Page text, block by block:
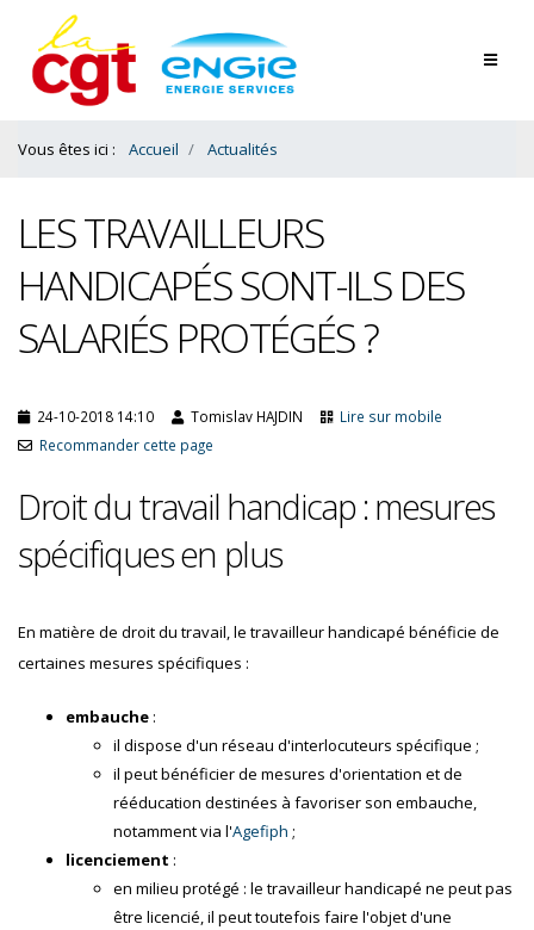
Contenu
Bas
Vous êtes ici : Accueil Actualités
LES TRAVAILLEURS
HANDICAPÉS SONT-ILS DES
SALARIÉS PROTÉGÉS ?
24-10-2018 14:10 Tomislav HAJDIN
Lire sur mobile
Recommander cette page
Droit du travail handicap : mesures
spécifiques en plus
En matière de droit du travail, le travailleur handicapé bénéficie de
certaines mesures spécifiques :
embauche :
il dispose d'un réseau d'interlocuteurs spécifique ;
il peut bénéficier de mesures d'orientation et de
rééducation destinées à favoriser son embauche,
notamment via l'Agefiph ;
licenciement :
en milieu protégé : le travailleur handicapé ne peut pas
être licencié, il peut toutefois faire l'objet d'une